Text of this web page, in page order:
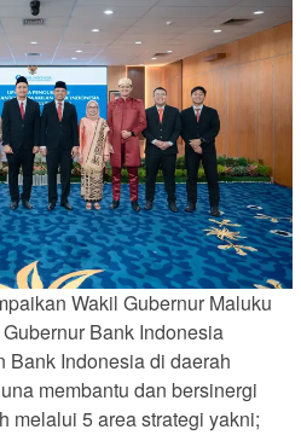
Wakil Gubernur Maluku
Bank Indonesia
Bank Indonesia di daerah
membantu dan bersinergi
melalui 5 area strategi yakni;